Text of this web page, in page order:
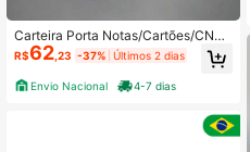
Carteira Porta Notas/Cartões/CNH
Masculina / Feminina Slim Couro de
microfibra
R$62 ,23 -37% Últimos 2 dias
Envio Nacional 4-7 dias